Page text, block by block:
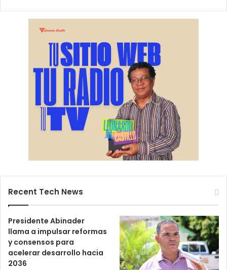
Recent Tech News
Presidente Abinader
llama a impulsar reformas
y consensos para
acelerar desarrollo hacia
2036